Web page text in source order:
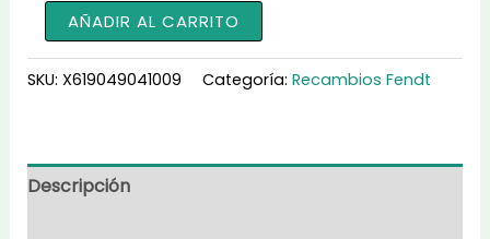
Cojinete
X619049041009
cantidad
AÑADIR AL CARRITO
SKU: X619049041009 Categoría: Recambios Fendt
Descripción